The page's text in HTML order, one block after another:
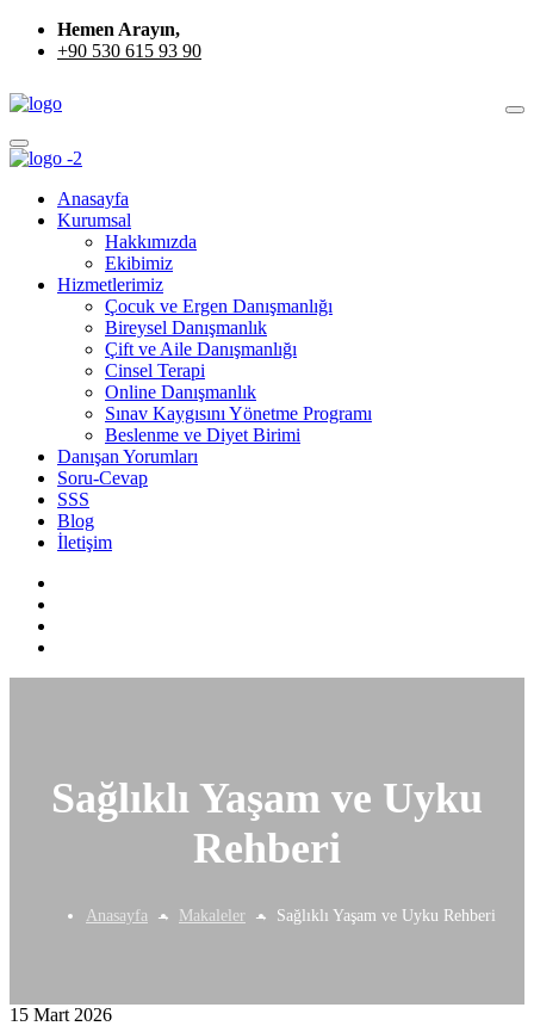
Hemen Arayın,
+90 530 615 93 90
Anasayfa
Kurumsal
Hakkımızda
Ekibimiz
Hizmetlerimiz
Çocuk ve Ergen Danışmanlığı
Bireysel Danışmanlık
Çift ve Aile Danışmanlığı
Cinsel Terapi
Online Danışmanlık
Sınav Kaygısını Yönetme Programı
Beslenme ve Diyet Birimi
Danışan Yorumları
Soru-Cevap
SSS
Blog
İletişim
Sağlıklı Yaşam ve Uyku
Rehberi
Anasayfa Makaleler Sağlıklı Yaşam ve Uyku Rehberi
15 Mart 2026